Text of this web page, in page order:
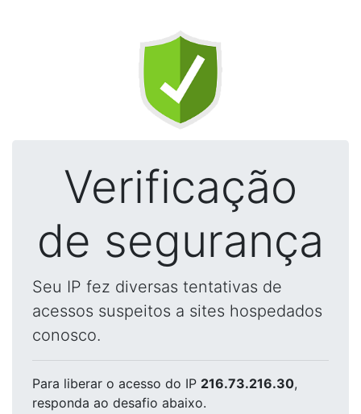
Verificação
de segurança
Seu IP fez diversas tentativas de
acessos suspeitos a sites hospedados
conosco.
Para liberar o acesso do IP 216.73.216.30,
responda ao desafio abaixo.